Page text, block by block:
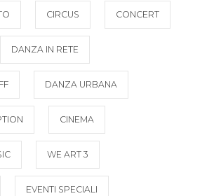
CIRCUS CONCERT
DANZA IN RETE
DANZA URBANA
CINEMA
WE ART 3
EVENTI SPECIALI